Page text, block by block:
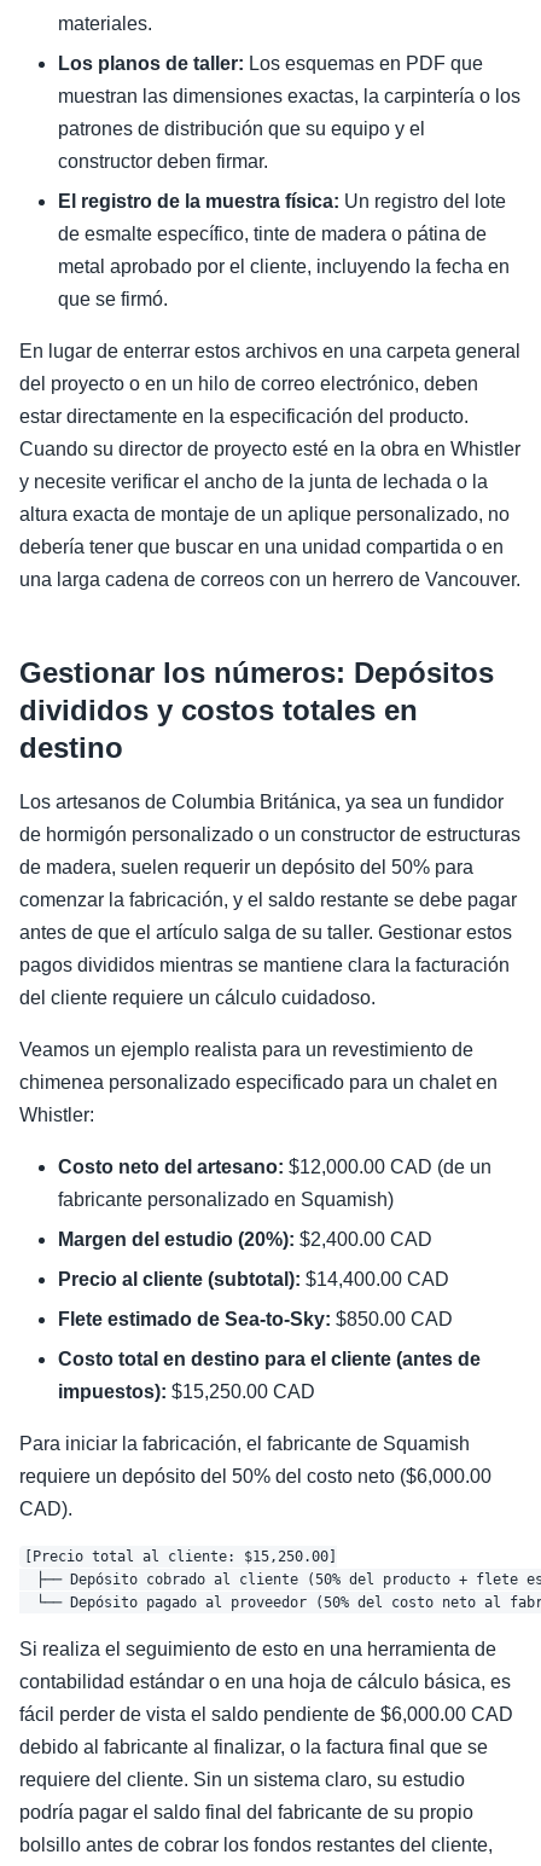
materiales.
Los planos de taller: Los esquemas en PDF que
muestran las dimensiones exactas, la carpintería o los
patrones de distribución que su equipo y el
constructor deben firmar.
El registro de la muestra física: Un registro del lote
de esmalte específico, tinte de madera o pátina de
metal aprobado por el cliente, incluyendo la fecha en
que se firmó.
En lugar de enterrar estos archivos en una carpeta general
del proyecto o en un hilo de correo electrónico, deben
estar directamente en la especificación del producto.
Cuando su director de proyecto esté en la obra en Whistler
y necesite verificar el ancho de la junta de lechada o la
altura exacta de montaje de un aplique personalizado, no
debería tener que buscar en una unidad compartida o en
una larga cadena de correos con un herrero de Vancouver.
Gestionar los números: Depósitos
divididos y costos totales en
destino
Los artesanos de Columbia Británica, ya sea un fundidor
de hormigón personalizado o un constructor de estructuras
de madera, suelen requerir un depósito del 50% para
comenzar la fabricación, y el saldo restante se debe pagar
antes de que el artículo salga de su taller. Gestionar estos
pagos divididos mientras se mantiene clara la facturación
del cliente requiere un cálculo cuidadoso.
Veamos un ejemplo realista para un revestimiento de
chimenea personalizado especificado para un chalet en
Whistler:
Costo neto del artesano: $12,000.00 CAD (de un
fabricante personalizado en Squamish)
Margen del estudio (20%): $2,400.00 CAD
Precio al cliente (subtotal): $14,400.00 CAD
Flete estimado de Sea-to-Sky: $850.00 CAD
Costo total en destino para el cliente (antes de
impuestos): $15,250.00 CAD
Para iniciar la fabricación, el fabricante de Squamish
requiere un depósito del 50% del costo neto ($6,000.00
CAD).
[Precio total al cliente: $15,250.00]
├── Depósito cobrado al cliente (50% del producto + flete
Si realiza el seguimiento de esto en una herramienta de
contabilidad estándar o en una hoja de cálculo básica, es
fácil perder de vista el saldo pendiente de $6,000.00 CAD
debido al fabricante al finalizar, o la factura final que se
requiere del cliente. Sin un sistema claro, su estudio
podría pagar el saldo final del fabricante de su propio
bolsillo antes de cobrar los fondos restantes del cliente,